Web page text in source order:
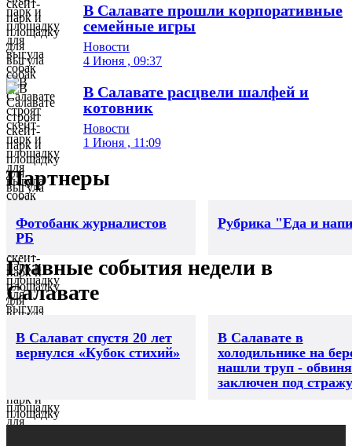
В Салавате прошли корпоративные
семейные игры
Новости
4 Июня , 09:37
В Салавате расцвели шалфей и
котовник
Новости
1 Июня , 11:09
Партнеры
Фотобанк журналистов
РБ
Рубрика "Еда и
Главные события недели в
Салавате
В Салават спустя 20 лет
вернулся «Кубок стихий»
В Салавате в
холодильнике на
нашли труп -
заключен под стражу